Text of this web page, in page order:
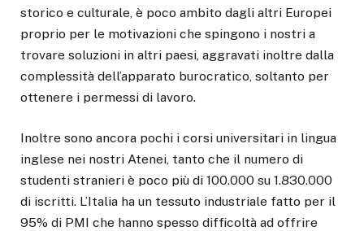
storico e culturale, è poco ambito dagli altri Europei
proprio per le motivazioni che spingono i nostri a
trovare soluzioni in altri paesi, aggravati inoltre dalla
complessità dell’apparato burocratico, soltanto per
ottenere i permessi di lavoro.
Inoltre sono ancora pochi i corsi universitari in lingua
inglese nei nostri Atenei, tanto che il numero di
studenti stranieri è poco più di 100.000 su 1.830.000
di iscritti. L’Italia ha un tessuto industriale fatto per il
95% di PMI che hanno spesso difficoltà ad offrire